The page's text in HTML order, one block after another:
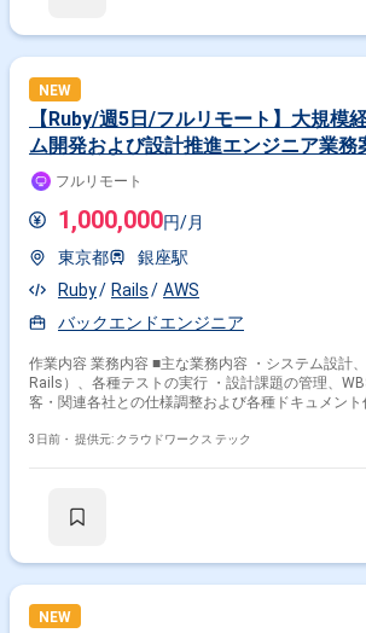
NEW
【Ruby/週5日/フルリモート】大規模
ム開発および設計推進エンジニア業務
フルリモート
1,000,000円/月
東京都
銀座駅
Ruby
Rails
AWS
バックエンドエンジニア
作業内容 業務内容 ■主な業務内容 ・システム設計
Rails）、各種テストの実行 ・設計課題の管理、WBS作成、進捗管理 ・顧
客・関連各社との仕様調整および各種ドキュメント作成 関わるサー
よび新規開発プロジェクトにおけるシニアSE募集で
3日前・ 提供元: クラウドワークス テック
NEW
その他開発言語・スキルから探す
Spring Struts
AWS
Oracle
その他の職種から探す